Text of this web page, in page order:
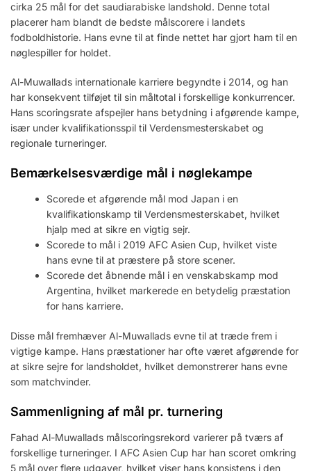
cirka 25 mål for det saudiarabiske landshold. Denne total
placerer ham blandt de bedste målscorere i landets
fodboldhistorie. Hans evne til at finde nettet har gjort ham til en
nøglespiller for holdet.
Al-Muwallads internationale karriere begyndte i 2014, og han
har konsekvent tilføjet til sin måltotal i forskellige konkurrencer.
Hans scoringsrate afspejler hans betydning i afgørende kampe,
især under kvalifikationsspil til Verdensmesterskabet og
regionale turneringer.
Bemærkelsesværdige mål i nøglekampe
Scorede et afgørende mål mod Japan i en
kvalifikationskamp til Verdensmesterskabet, hvilket
hjalp med at sikre en vigtig sejr.
Scorede to mål i 2019 AFC Asien Cup, hvilket viste
hans evne til at præstere på store scener.
Scorede det åbnende mål i en venskabskamp mod
Argentina, hvilket markerede en betydelig præstation
for hans karriere.
Disse mål fremhæver Al-Muwallads evne til at træde frem i
vigtige kampe. Hans præstationer har ofte været afgørende for
at sikre sejre for landsholdet, hvilket demonstrerer hans evne
som matchvinder.
Sammenligning af mål pr. turnering
Fahad Al-Muwallads målscoringsrekord varierer på tværs af
forskellige turneringer. I AFC Asien Cup har han scoret omkring
5 mål over flere udgaver, hvilket viser hans konsistens i den